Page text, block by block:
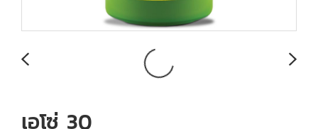
เอโซ่ 30